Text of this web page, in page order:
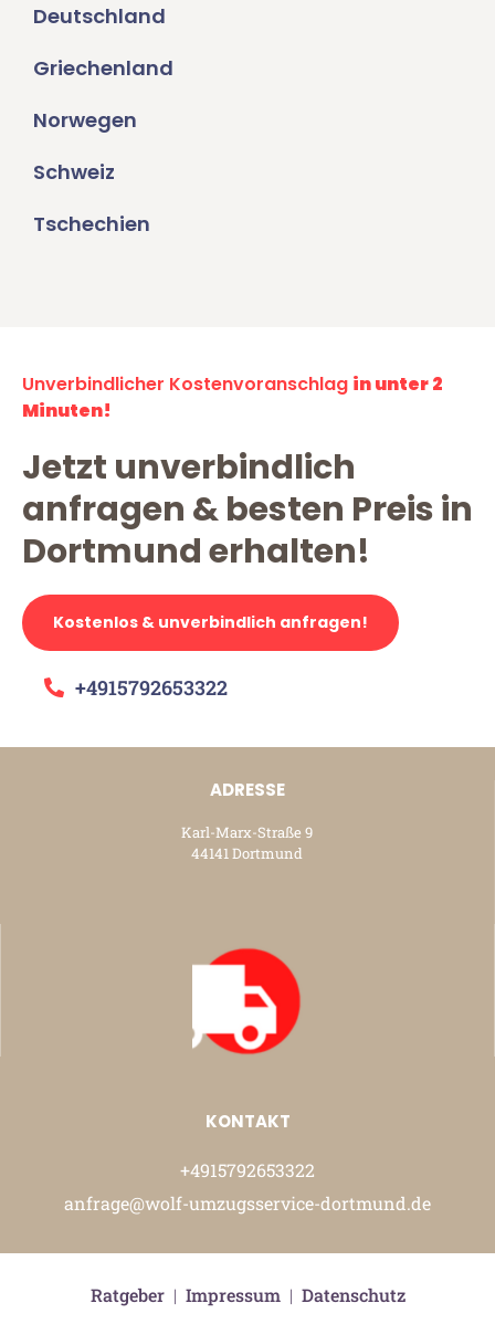
Deutschland
Griechenland
Norwegen
Schweiz
Tschechien
Unverbindlicher Kostenvoranschlag in unter 2
Minuten!
Jetzt unverbindlich
anfragen & besten Preis in
Dortmund erhalten!
Kostenlos & unverbindlich anfragen!
+4915792653322
ADRESSE
Karl-Marx-Straße 9
44141 Dortmund
KONTAKT
+4915792653322
anfrage@wolf-umzugsservice-dortmund.de
Ratgeber| Impressum| Datenschutz